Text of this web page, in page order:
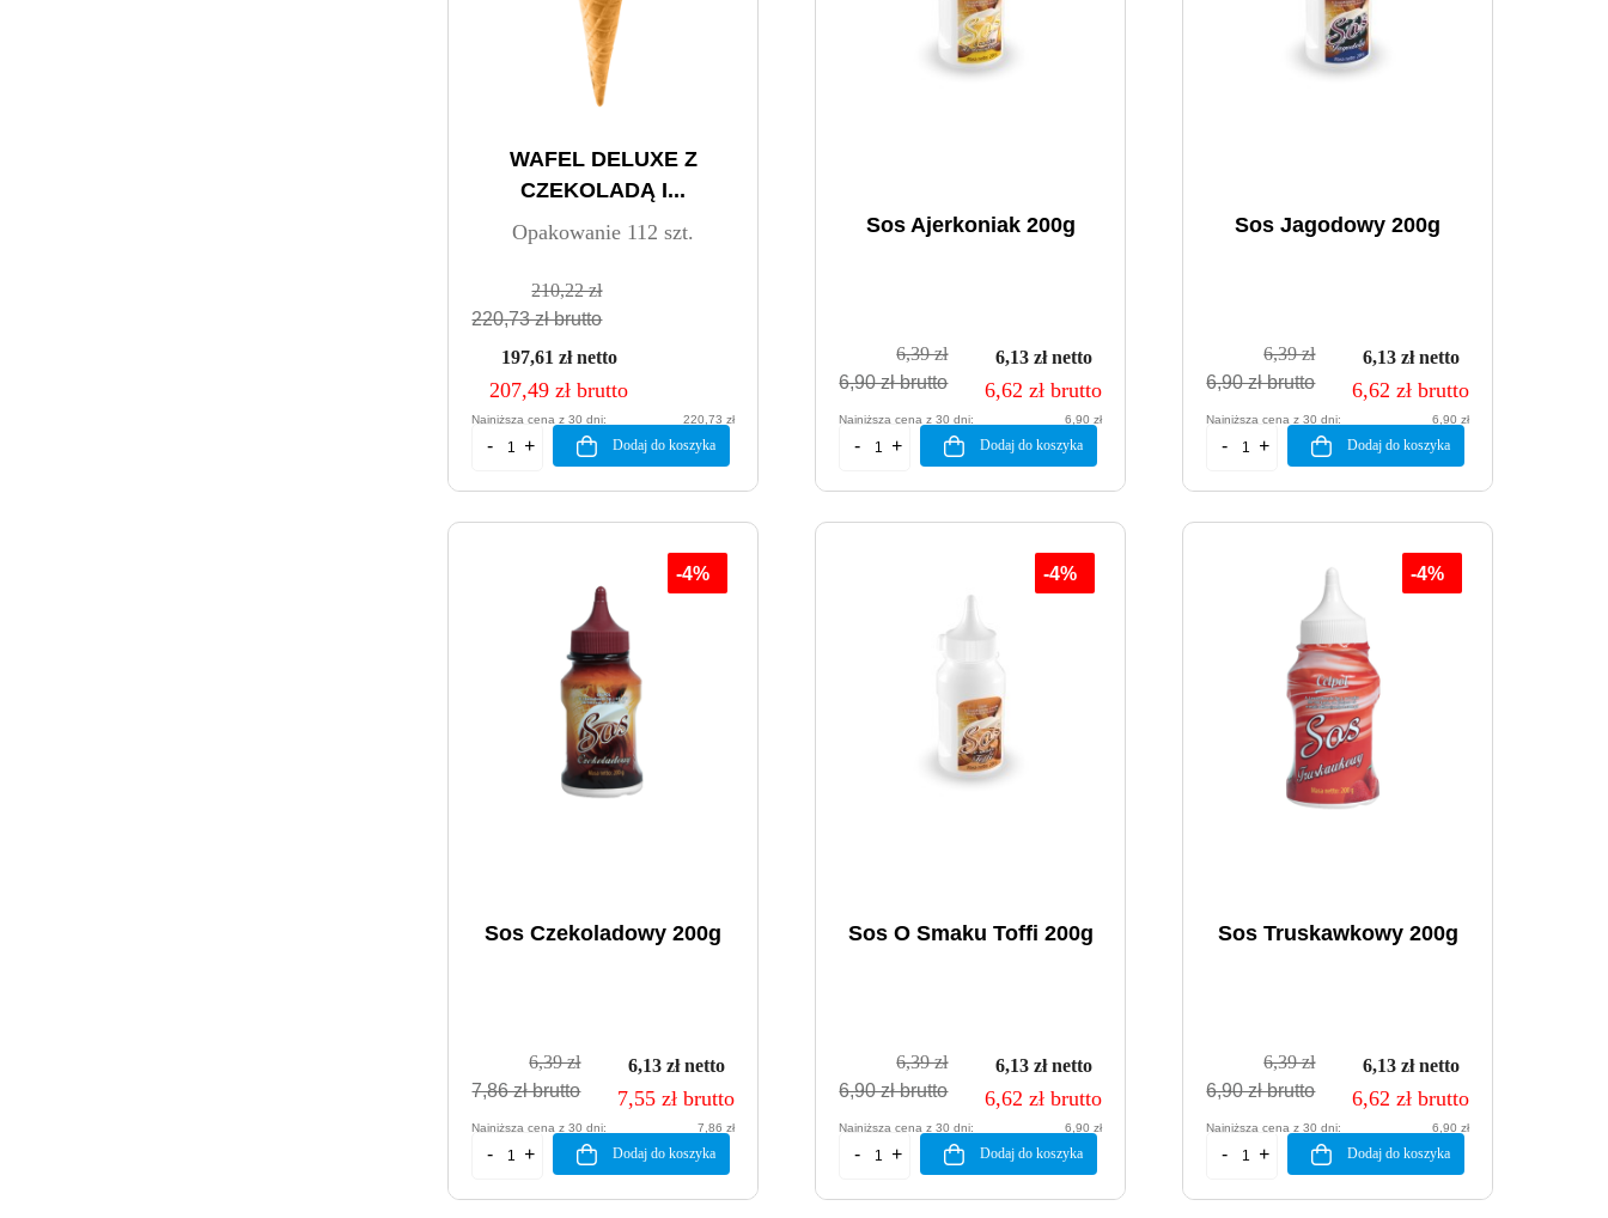
WAFEL DELUXE Z
CZEKOLADĄ I...
Opakowanie 112 szt.
210,22 zł
220,73 zł brutto
197,61 zł netto
207,49 zł brutto
Najniższa cena z 30 dni: 220,73 zł
Dodaj do koszyka
Sos Ajerkoniak 200g
6,39 zł
6,90 zł brutto
6,13 zł netto
6,62 zł brutto
Najniższa cena z 30 dni: 6,90 zł
Dodaj do koszyka
Sos Jagodowy 200g
6,39 zł
6,90 zł brutto
6,13 zł netto
6,62 zł brutto
Najniższa cena z 30 dni: 6,90 zł
Dodaj do koszyka
Sos Czekoladowy 200g
6,39 zł
7,86 zł brutto
6,13 zł netto
7,55 zł brutto
Najniższa cena z 30 dni: 7,86 zł
Dodaj do koszyka
-4%
Sos O Smaku Toffi 200g
6,39 zł
6,90 zł brutto
6,13 zł netto
6,62 zł brutto
Najniższa cena z 30 dni: 6,90 zł
Dodaj do koszyka
-4%
Sos Truskawkowy 200g
6,39 zł
6,90 zł brutto
6,13 zł netto
6,62 zł brutto
Najniższa cena z 30 dni: 6,90 zł
Dodaj do koszyka
-4%